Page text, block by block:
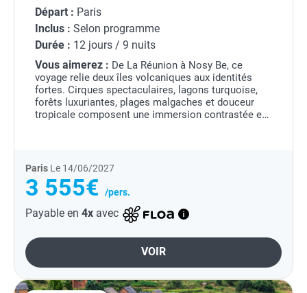
Départ : Paris
Inclus : Selon programme
Durée : 12 jours / 9 nuits
Vous aimerez : De La Réunion à Nosy Be, ce
voyage relie deux îles volcaniques aux identités
fortes. Cirques spectaculaires, lagons turquoise,
forêts luxuriantes, plages malgaches et douceur
tropicale composent une immersion contrastée et
Paris Le 14/06/2027
3 555€ /pers.
Payable en 4x avec
VOIR